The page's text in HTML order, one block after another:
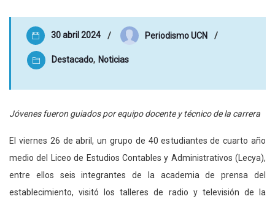
30 abril 2024 Periodismo UCN
Destacado, Noticias
Jóvenes fueron guiados por equipo docente y técnico de la carrera
El viernes 26 de abril, un grupo de 40 estudiantes de cuarto año
medio del Liceo de Estudios Contables y Administrativos (Lecya),
entre ellos seis integrantes de la academia de prensa del
establecimiento, visitó los talleres de radio y televisión de la